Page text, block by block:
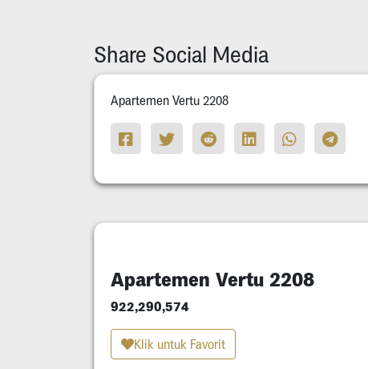
Share Social Media
Apartemen Vertu 2208
Apartemen Vertu 2208
922,290,574
Klik untuk Favorit